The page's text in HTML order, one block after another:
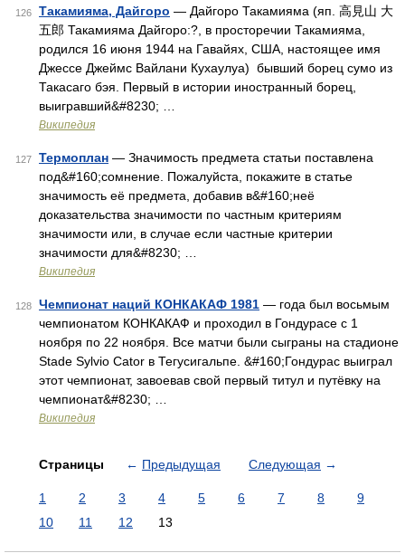
126 Такамияма, Дайгоро — Дайгоро Такамияма (яп. 高見山 大
五郎 Такамияма Дайгоро:?, в просторечии Такамияма,
родился 16 июня 1944 на Гавайях, США, настоящее имя
Джессе Джеймс Вайлани Кухаулуа) бывший борец сумо из
Такасаго бэя. Первый в истории иностранный борец,
выигравший&#8230; …
Википедия
127 Термоплан — Значимость предмета статьи поставлена
под&#160;сомнение. Пожалуйста, покажите в статье
значимость её предмета, добавив в&#160;неё
доказательства значимости по частным критериям
значимости или, в случае если частные критерии
значимости для&#8230; …
Википедия
128 Чемпионат наций КОНКАКАФ 1981 — года был восьмым
чемпионатом КОНКАКАФ и проходил в Гондурасе с 1
ноября по 22 ноября. Все матчи были сыграны на стадионе
Stade Sylvio Cator в Тегусигальпе. &#160;Гондурас выиграл
этот чемпионат, завоевав свой первый титул и путёвку на
чемпионат&#8230; …
Википедия
Страницы ← Предыдущая Следующая →
1 2 3 4 5 6 7 8
9
10
11 12 13